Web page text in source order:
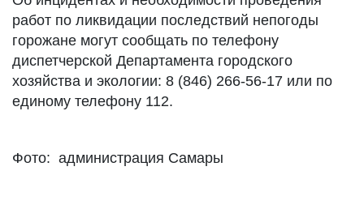
работ по ликвидации последствий непогоды
горожане могут сообщать по телефону
диспетчерской Департамента городского
хозяйства и экологии: 8 (846) 266-56-17 или по
единому телефону 112.
Фото: администрация Самары